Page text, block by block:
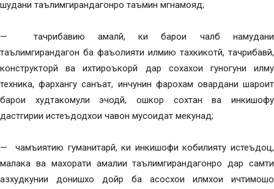
шудани таълимгирандагонро таъмин мгнамояд;
— тачрибавию амалй, ки барои чалб намудани
таълимгирандагон ба фаъолияти илмию тахкикотй, тачрибавй,
конструкторй ва ихтироъкорй дар сохахои гуногуни илму
техника, фархангу санъат, инчунин фарохам овардани шароит
барои худтакомули эчодй, ошкор сохтан ва инкишофу
дастгирии истеъдодхои чавон мусоидат мекунад;
— чамъиятию гуманитарй, ки инкишофи кобилияту истеъдоц,
малака ва махорати амалии таълимгирандагонро дар самти
азхудкунии донишхо дойр ба асосхои илмхои ичтимошо